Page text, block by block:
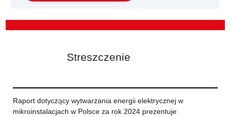
Streszczenie
Raport dotyczący wytwarzania energii elektrycznej w
mikroinstalacjach w Polsce za rok 2024 prezentuje